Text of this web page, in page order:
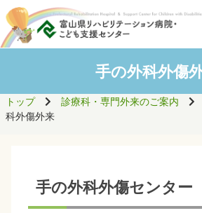
手の外科外傷
トップ 診療科・専門外来のご案内
科外傷外来
手の外科外傷センター